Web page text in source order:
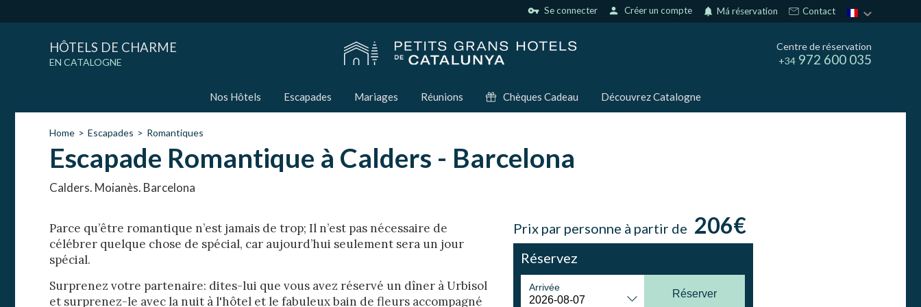
vpn_key Se connecter person Créer un compte notifications Má réservation Contact
HÔTELS DE CHARME
EN CATALOGNE
Centre de réservation
+34 972 600 035
Nos Hôtels Escapades Mariages Réunions Chèques Cadeau Découvrez Catalogne
Home Escapades Romantiques
Escapade Romantique à Calders - Barcelona
Calders. Moianès. Barcelona
Parce qu’être romantique n’est jamais de trop; Il n’est pas nécessaire de
célébrer quelque chose de spécial, car aujourd’hui seulement sera un jour
spécial.
Surprenez votre partenaire: dites-lui que vous avez réservé un dîner à Urbisol
et surprenez-le avec la nuit à l'hôtel et le fabuleux bain de fleurs accompagné
Prix par personne à partir de 206€
Réservez
Arrivée
Réserver